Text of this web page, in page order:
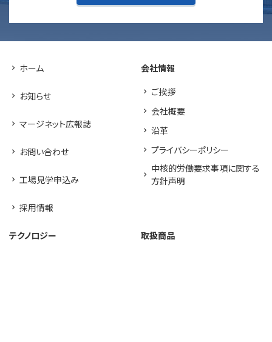
ホーム
お知らせ
マージネット広報誌
お問い合わせ
工場見学申込み
採用情報
会社情報
ご挨拶
会社概要
沿革
プライバシーポリシー
中核的労働要求事項に関する
方針声明
テクノロジー
取扱商品